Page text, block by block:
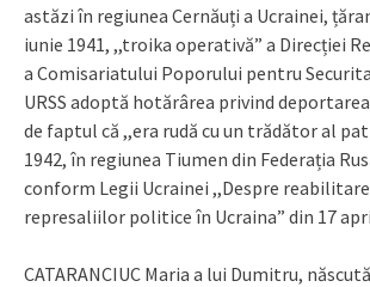
astăzi în regiunea Cernăuți a Ucrainei,
iunie 1941, ,,troika operativă” a Direcției
a Comisariatului Poporului pentru
URSS adoptă hotărârea privind
de faptul că ,,era rudă cu un trădător al
1942, în regiunea Tiumen din Federația
conform Legii Ucrainei ,,Despre
represaliilor politice în Ucraina” din 17
CATARANCIUC Maria a lui Dumitru,